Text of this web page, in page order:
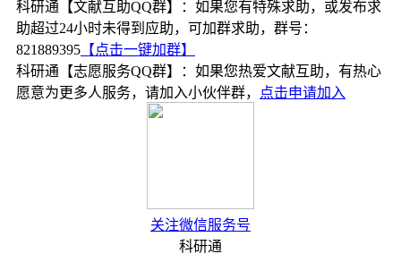
科研通【文献互助QQ群】：如果您有特殊求助，或发布求
助超过24小时未得到应助，可加群求助，群号：
821889395 【点击一键加群】
科研通【志愿服务QQ群】：如果您热爱文献互助，有热心
愿意为更多人服务，请加入小伙伴群，
点击申请加入
关注微信服务号
科研通